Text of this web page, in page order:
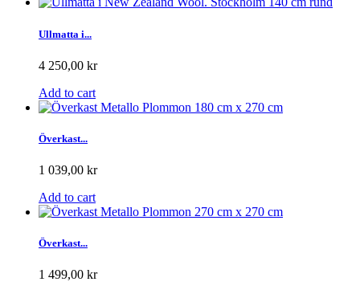
Ullmatta i...
4 250,00 kr
Add to cart
Överkast...
1 039,00 kr
Add to cart
Överkast...
1 499,00 kr